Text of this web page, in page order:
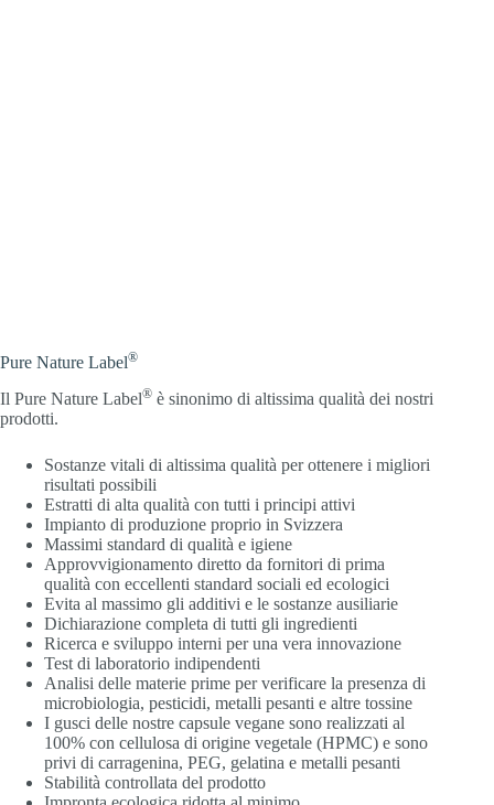
Pure Nature Label®
Il Pure Nature Label® è sinonimo di altissima qualità dei nostri
prodotti.
Sostanze vitali di altissima qualità per ottenere i migliori
risultati possibili
Estratti di alta qualità con tutti i principi attivi
Impianto di produzione proprio in Svizzera
Massimi standard di qualità e igiene
Approvvigionamento diretto da fornitori di prima
qualità con eccellenti standard sociali ed ecologici
Evita al massimo gli additivi e le sostanze ausiliarie
Dichiarazione completa di tutti gli ingredienti
Ricerca e sviluppo interni per una vera innovazione
Test di laboratorio indipendenti
Analisi delle materie prime per verificare la presenza di
microbiologia, pesticidi, metalli pesanti e altre tossine
I gusci delle nostre capsule vegane sono realizzati al
100% con cellulosa di origine vegetale (HPMC) e sono
privi di carragenina, PEG, gelatina e metalli pesanti
Stabilità controllata del prodotto